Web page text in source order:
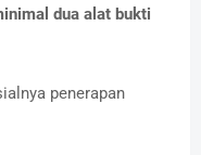
dua alat bukti
penerapan